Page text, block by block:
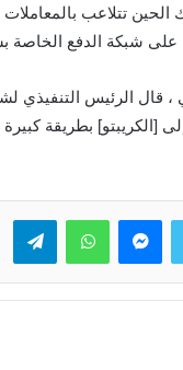
الحين تتلاعب
تويتر ماسنجرواتساب